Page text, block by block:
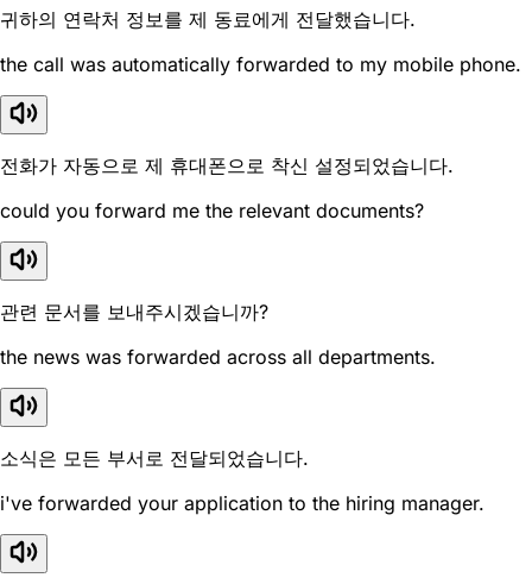
귀하의 연락처 정보를 제 동료에게 전달했습니다.
the call was automatically forwarded to my mobile phone.
전화가 자동으로 제 휴대폰으로 착신 설정되었습니다.
could you forward me the relevant documents?
관련 문서를 보내주시겠습니까?
the news was forwarded across all departments.
소식은 모든 부서로 전달되었습니다.
i've forwarded your application to the hiring manager.